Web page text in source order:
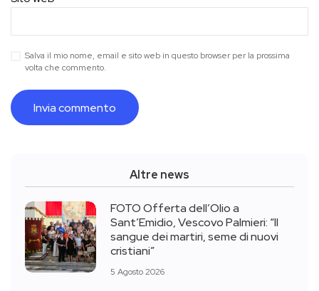
Salva il mio nome, email e sito web in questo browser per la prossima
volta che commento.
Altre news
FOTO Offerta dell’Olio a
Sant’Emidio, Vescovo Palmieri: “Il
sangue dei martiri, seme di nuovi
cristiani”
5 Agosto 2026